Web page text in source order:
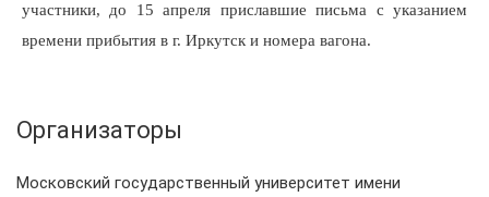
участники, до 15 апреля приславшие письма с указанием
времени прибытия в г. Иркутск и номера вагона.
Организаторы
Московский государственный университет имени